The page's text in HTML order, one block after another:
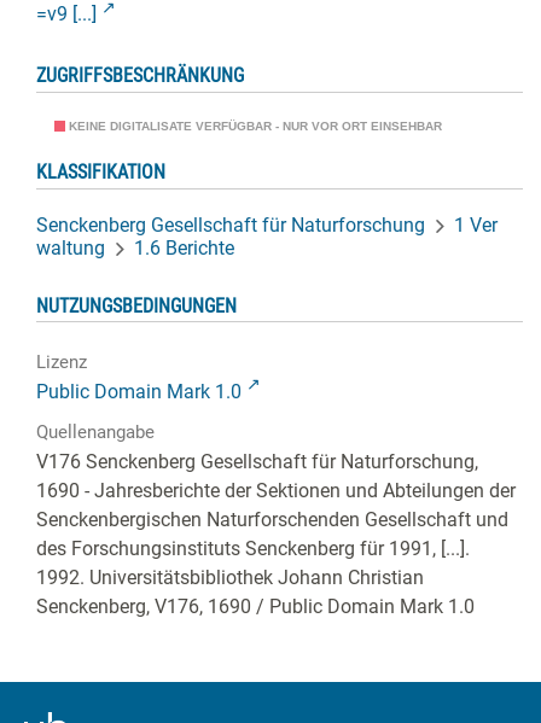
=v9 [...]
ZUGRIFFSBESCHRÄNKUNG
KEINE DIGITALISATE VERFÜGBAR - NUR VOR ORT EINSEHBAR
KLASSIFIKATION
Senckenberg Gesellschaft für Naturforschung
1 Ver
waltung
1.6 Berichte
NUTZUNGSBEDINGUNGEN
Lizenz
Public Domain Mark 1.0
Quellenangabe
V176 Senckenberg Gesellschaft für Naturforschung,
1690 - Jahresberichte der Sektionen und Abteilungen der
Senckenbergischen Naturforschenden Gesellschaft und
des Forschungsinstituts Senckenberg für 1991, [...].
1992. Universitätsbibliothek Johann Christian
Senckenberg, V176, 1690 / Public Domain Mark 1.0